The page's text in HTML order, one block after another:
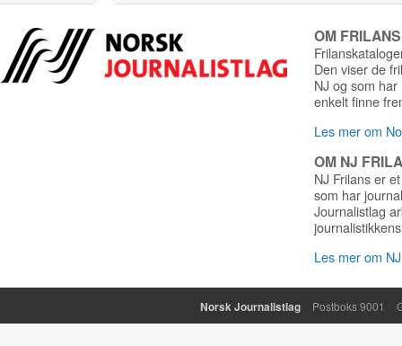
OM
Den viser de
NJ og som
enkelt finne
Les mer om
OM NJ
NJ Frilans er
som har
Journalistlag
Les mer om
Norsk Journalistlag Postboks 9001